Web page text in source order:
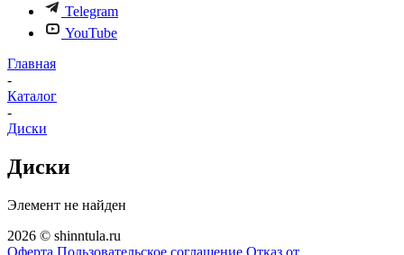
Telegram
YouTube
Главная
-
Каталог
-
Диски
Диски
Элемент не найден
2026 © shinntula.ru
Оферта Пользовательское соглашение Отказ от